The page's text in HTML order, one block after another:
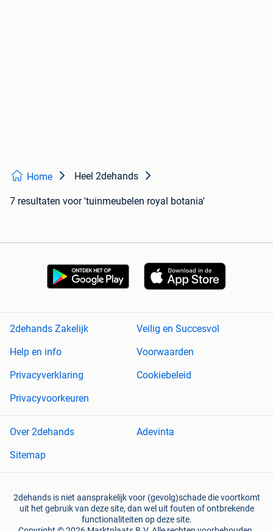
Home Heel 2dehands
7 resultaten voor 'tuinmeubelen royal botania'
2dehands Zakelijk
Veilig en Succesvol
Help en info
Voorwaarden
Privacyverklaring
Cookiebeleid
Privacyvoorkeuren
Over 2dehands
Adevinta
Sitemap
2dehands is niet aansprakelijk voor (gevolg)schade die voortkomt
uit het gebruik van deze site, dan wel uit fouten of ontbrekende
functionaliteiten op deze site.